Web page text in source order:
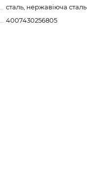
сталь, нержавіюча сталь
4007430256805